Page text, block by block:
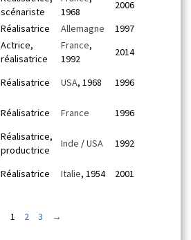
scénariste
1968
2006
Réalisatrice Allemagne
1997
Actrice,
réalisatrice
France,
1992
2014
Réalisatrice USA, 1968
1996
Réalisatrice France
1996
Réalisatrice,
productrice
Inde /USA
1992
Réalisatrice Italie, 1954 2001
1 2 3 →